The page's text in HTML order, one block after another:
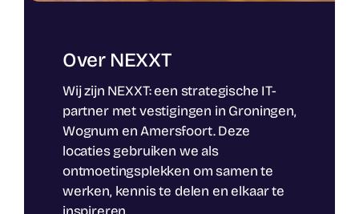
Over NEXXT
Wij zijn NEXXT: een strategische IT-
partner met vestigingen in Groningen,
Wognum en Amersfoort. Deze
locaties gebruiken we als
ontmoetingsplekken om samen te
werken, kennis te delen en elkaar te